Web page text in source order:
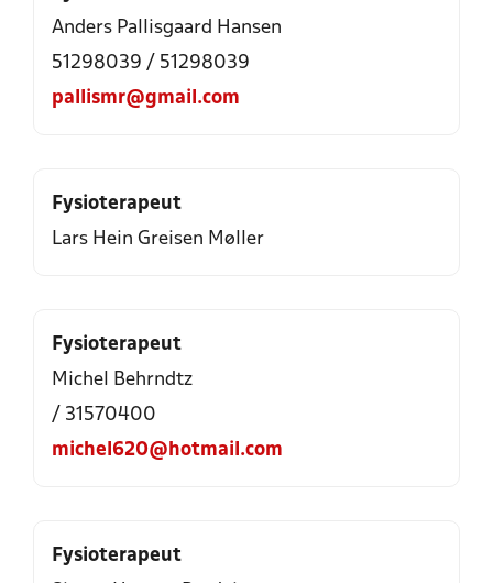
Anders Pallisgaard Hansen
51298039 / 51298039
pallismr@gmail.com
Fysioterapeut
Lars Hein Greisen Møller
Fysioterapeut
Michel Behrndtz
/ 31570400
michel620@hotmail.com
Fysioterapeut